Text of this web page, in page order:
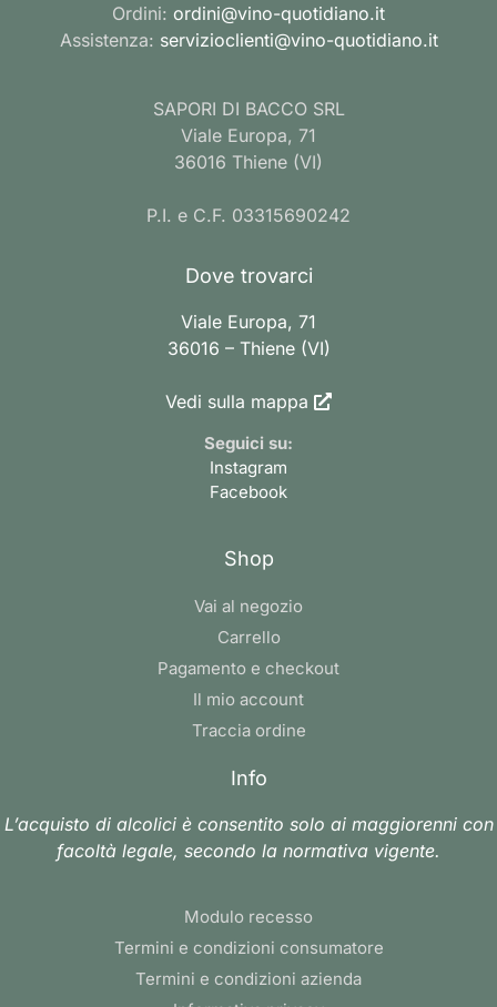
Ordini: ordini@vino-quotidiano.it
Assistenza: servizioclienti@vino-quotidiano.it
SAPORI DI BACCO SRL
Viale Europa, 71
36016 Thiene (VI)
P.I. e C.F. 03315690242
Dove trovarci
Viale Europa, 71
36016 – Thiene (VI)
Vedi sulla mappa
Seguici su:
Instagram
Facebook
Shop
Vai al negozio
Carrello
Pagamento e checkout
Il mio account
Traccia ordine
Info
L’acquisto di alcolici è consentito solo ai maggiorenni con
facoltà legale, secondo la normativa vigente.
Modulo recesso
Termini e condizioni consumatore
Termini e condizioni azienda